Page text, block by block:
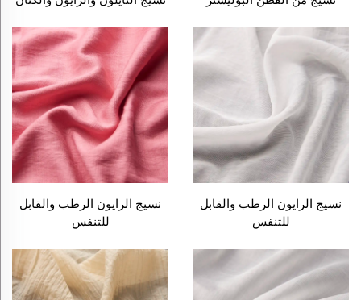
نسيج الرايون الرطب والقابل
للتنفس
نسيج الرايون الرطب والقابل
للتنفس